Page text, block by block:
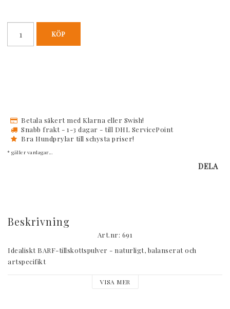
KÖP
Betala säkert med Klarna eller Swish!
Snabb frakt - 1-3 dagar - till DHL ServicePoint
Bra Hundprylar till schysta priser!
* gäller vardagar...
DELA
Beskrivning
Art.nr: 691
Idealiskt BARF-tillskottspulver - naturligt, balanserat och
artspecifikt
Särskilt vid råfodring förväntas hundägare ha stor kunskap om
hundens näring. Begreppet BARF kommer från orden:
VISA MER